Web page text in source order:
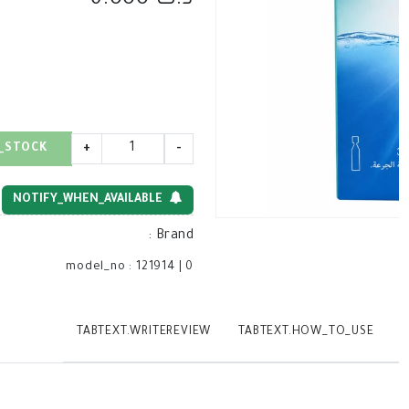
-
+
NOTIFY_WHEN_AVAILABLE
Brand
:
model_no : 121914 0
TABTEXT.HOW_TO_USE
TABTEXT.WRITEREVIEW